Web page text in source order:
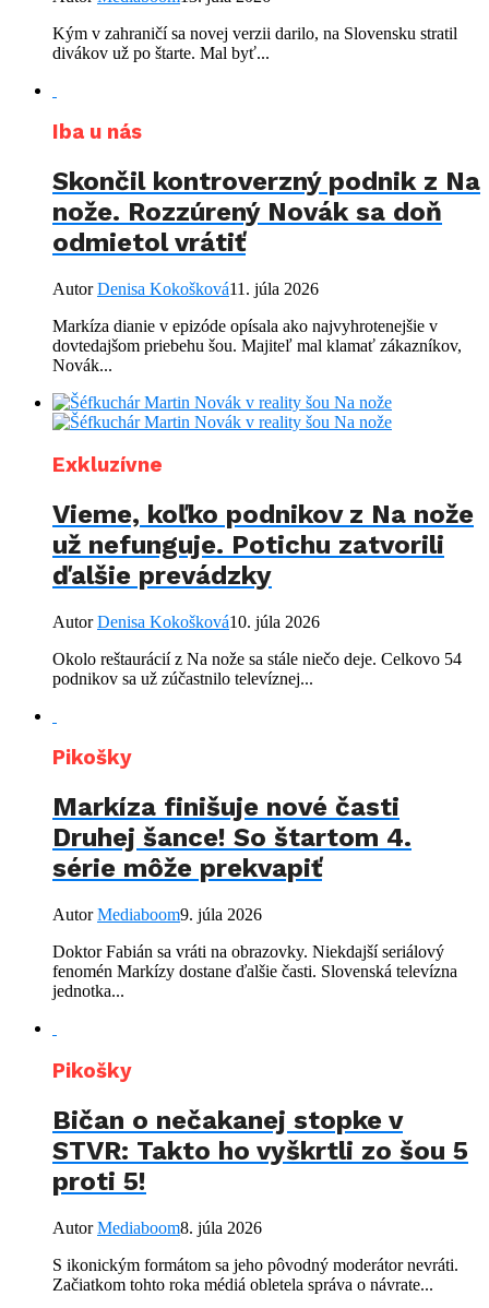
Kým v zahraničí sa novej verzii darilo, na Slovensku stratil
divákov už po štarte. Mal byť...
Iba u nás
Skončil kontroverzný podnik z Na
nože. Rozzúrený Novák sa doň
odmietol vrátiť
AutorDenisa Kokošková11. júla 2026
Markíza dianie v epizóde opísala ako najvyhrotenejšie v
dovtedajšom priebehu šou. Majiteľ mal klamať zákazníkov,
Novák...
Exkluzívne
Vieme, koľko podnikov z Na nože
už nefunguje. Potichu zatvorili
ďalšie prevádzky
AutorDenisa Kokošková10. júla 2026
Okolo reštaurácií z Na nože sa stále niečo deje. Celkovo 54
podnikov sa už zúčastnilo televíznej...
Pikošky
Markíza finišuje nové časti
Druhej šance! So štartom 4.
série môže prekvapiť
AutorMediaboom9. júla 2026
Doktor Fabián sa vráti na obrazovky. Niekdajší seriálový
fenomén Markízy dostane ďalšie časti. Slovenská televízna
jednotka...
Pikošky
Bičan o nečakanej stopke v
STVR: Takto ho vyškrtli zo šou 5
proti 5!
AutorMediaboom8. júla 2026
S ikonickým formátom sa jeho pôvodný moderátor nevráti.
Začiatkom tohto roka médiá obletela správa o návrate...